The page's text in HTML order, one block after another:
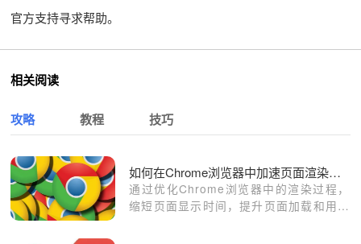
官方支持寻求帮助。
相关阅读
攻略 教程 技巧
如何在Chrome浏览器中加速页面渲染的显示时间
通过优化Chrome浏览器中的渲染过程，
缩短页面显示时间，提升页面加载和用户